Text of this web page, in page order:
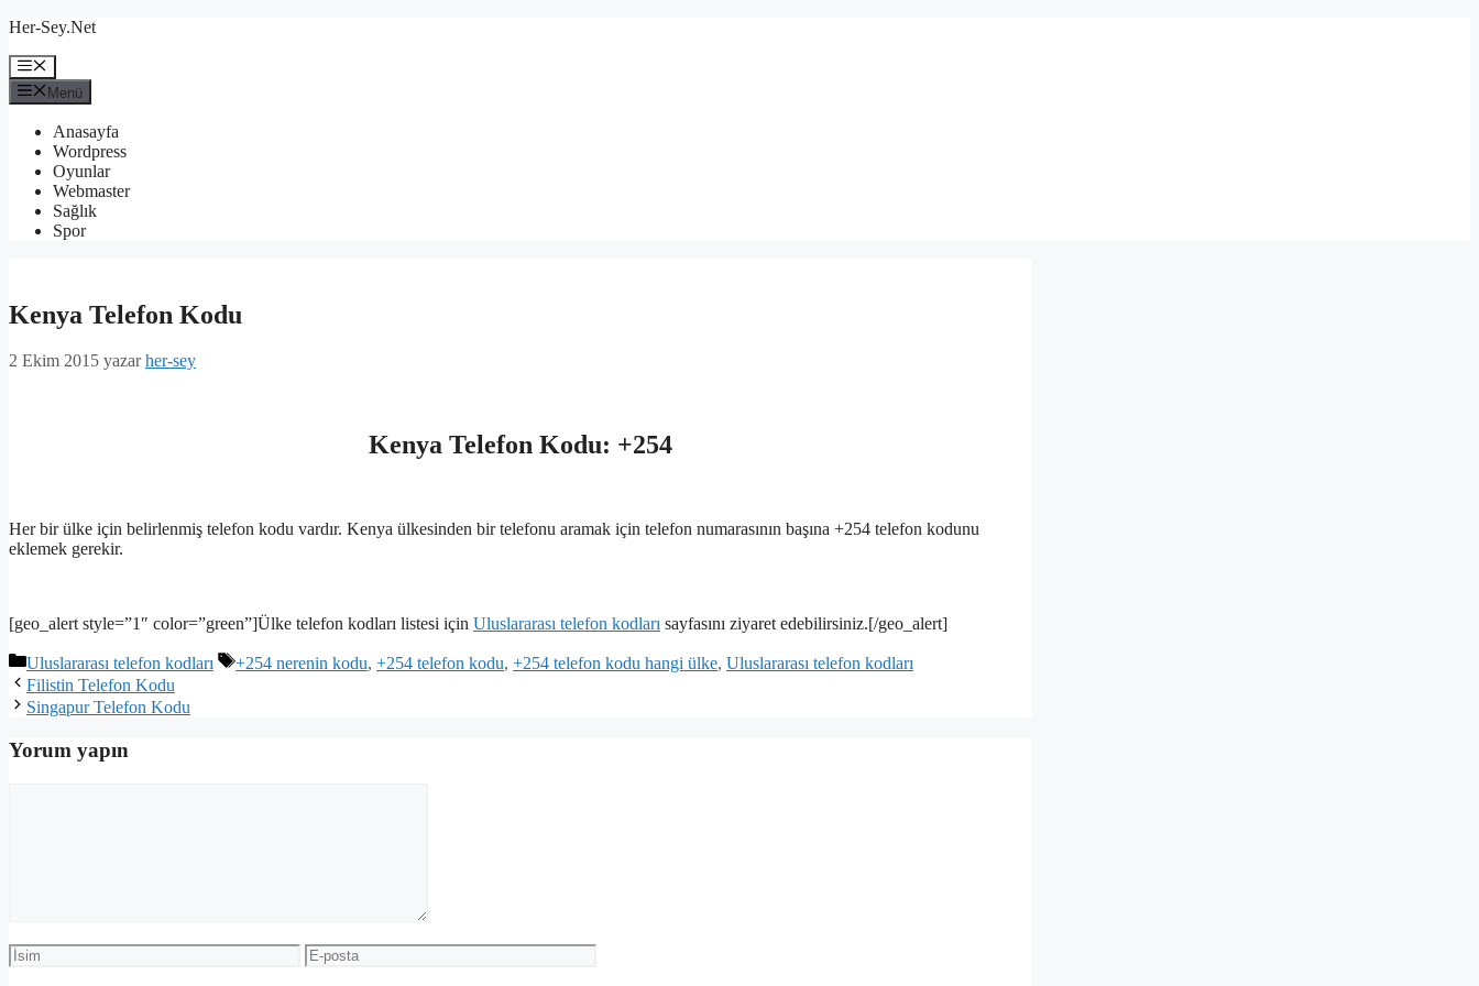
İçeriğe
Her-Sey.Net
Menü
Menü
Anasayfa
Wordpress
Oyunlar
Webmaster
Sağlık
Spor
Kenya Telefon Kodu
2 Ekim 2015 yazarher-sey
Kenya Telefon Kodu: +254
Her bir ülke için belirlenmiş telefon kodu vardır. Kenya ülkesinden bir telefonu aramak için telefon numarasının başına +254 telefon kodunu
eklemek gerekir.
[geo_alert style=”1″ color=”green”]Ülke telefon kodları listesi için Uluslararası telefon kodları sayfasını ziyaret edebilirsiniz.[/geo_alert]
Kategoriler
Uluslararası telefon kodları Etiketler
+254 nerenin kodu, +254 telefon kodu, +254 telefon kodu hangi ülke, Uluslararası telefon kodları
Filistin Telefon Kodu
Singapur Telefon Kodu
Yorum yapın
İsim
E-
posta